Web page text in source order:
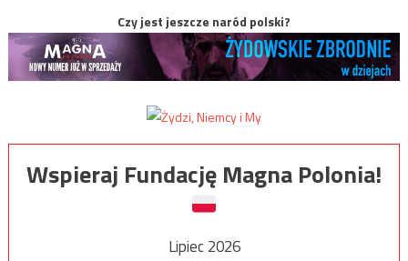
Czy jest jeszcze naród polski?
Wspieraj Fundację Magna Polonia!
Lipiec 2026